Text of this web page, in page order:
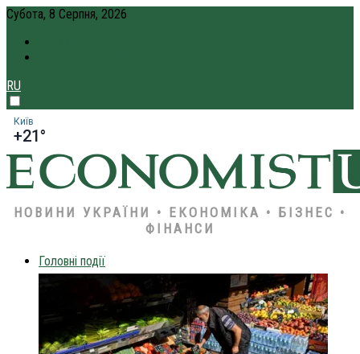
Субота, 8 Серпня, 2026
RU
Київ
+21°
НОВИНИ УКРАЇНИ • ЕКОНОМІКА • БІЗНЕС •
ФІНАНСИ
Головні події